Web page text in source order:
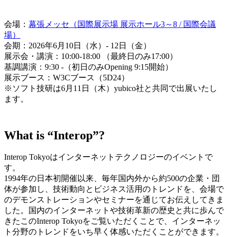
会場： 幕張メッセ（国際展示場 展示ホール3～8 / 国際会議
場）
会期：2026年6月10日（水）- 12日（金）
展示会・講演：10:00-18:00 （最終日のみ17:00）
基調講演：9:30 -（初日のみOpening 9:15開始）
展示ブース：W3Cブース（5D24）
※ソフト技研は6月11日（木）yubico社と共同で出展いたし
ます。
What is “Interop”?
Interop Tokyoはインターネットテクノロジーのイベントで
す。
1994年の日本初開催以来、毎年国内外から約500の企業・団
体が参加し、技術動向とビジネス活用のトレンドを、会場で
のデモンストレーションやセミナーを通じてお伝えしてきま
した。国内のインターネットや技術革新の歴史と共に歩んで
きたこのInterop Tokyoをご覧いただくことで、インターネッ
ト分野のトレンドをいち早く体感いただくことができます。